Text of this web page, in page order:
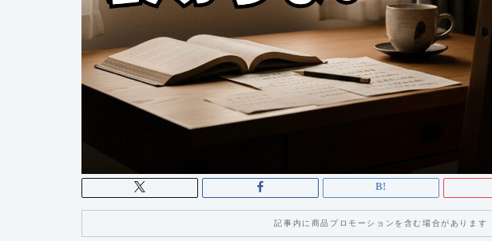
記事内に商品プロモーションを含む場合があります